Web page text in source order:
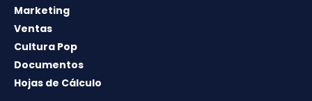
Marketing
Ventas
Cultura Pop
Documentos
Hojas de Cálculo